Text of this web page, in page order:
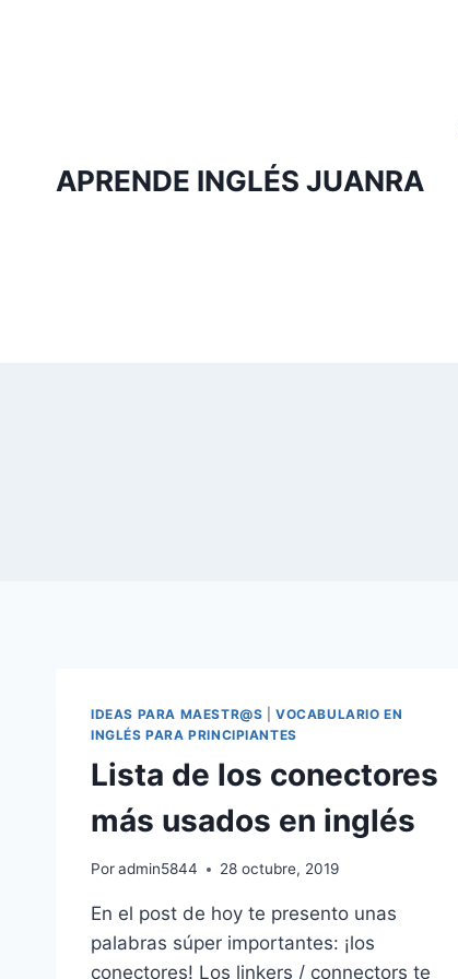
APRENDE INGLÉS JUANRA
IDEAS PARA MAESTR@S |VOCABULARIO EN
INGLÉS PARA PRINCIPIANTES
Lista de los conectores
más usados en inglés
Poradmin5844 28 octubre, 2019
En el post de hoy te presento unas
palabras súper importantes: ¡los
conectores! Los linkers / connectors te